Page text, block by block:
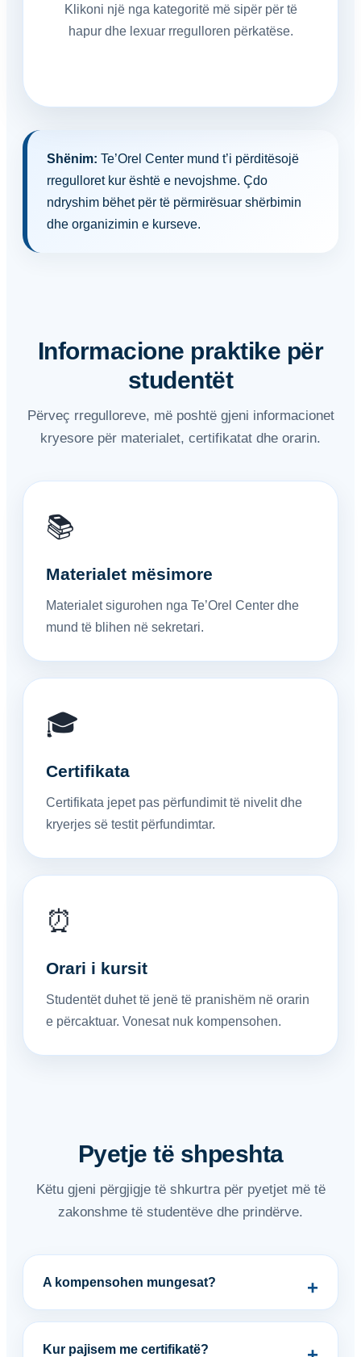
Klikoni një nga kategoritë më sipër për të
hapur dhe lexuar rregulloren përkatëse.
Shënim: Te’Orel Center mund t’i përditësojë
rregulloret kur është e nevojshme. Çdo
ndryshim bëhet për të përmirësuar shërbimin
dhe organizimin e kurseve.
Informacione praktike për
studentët
Përveç rregulloreve, më poshtë gjeni informacionet
kryesore për materialet, certifikatat dhe orarin.
📚
Materialet mësimore
Materialet sigurohen nga Te’Orel Center dhe
mund të blihen në sekretari.
🎓
Certifikata
Certifikata jepet pas përfundimit të nivelit dhe
kryerjes së testit përfundimtar.
⏰
Orari i kursit
Studentët duhet të jenë të pranishëm në orarin
e përcaktuar. Vonesat nuk kompensohen.
Pyetje të shpeshta
Këtu gjeni përgjigje të shkurtra për pyetjet më të
zakonshme të studentëve dhe prindërve.
A kompensohen mungesat?
Kur pajisem me certifikatë?